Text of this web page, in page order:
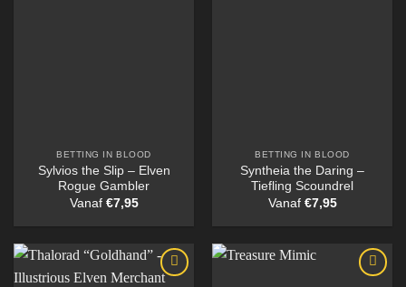
BETTING IN BLOOD
Sylvios the Slip – Elven
Rogue Gambler
Vanaf €7,95
BETTING IN BLOOD
Syntheia the Daring –
Tiefling Scoundrel
Vanaf €7,95